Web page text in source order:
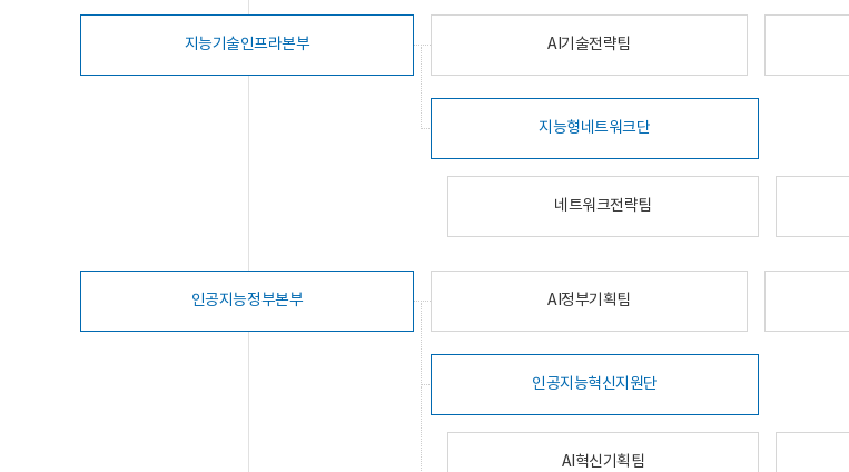
지능기술인프라본부 AI기술전략팀
지능형네트워크단
네트워크전략팀
인공지능정부본부 AI정부기획팀
인공지능혁신지원단
AI혁신기획팀